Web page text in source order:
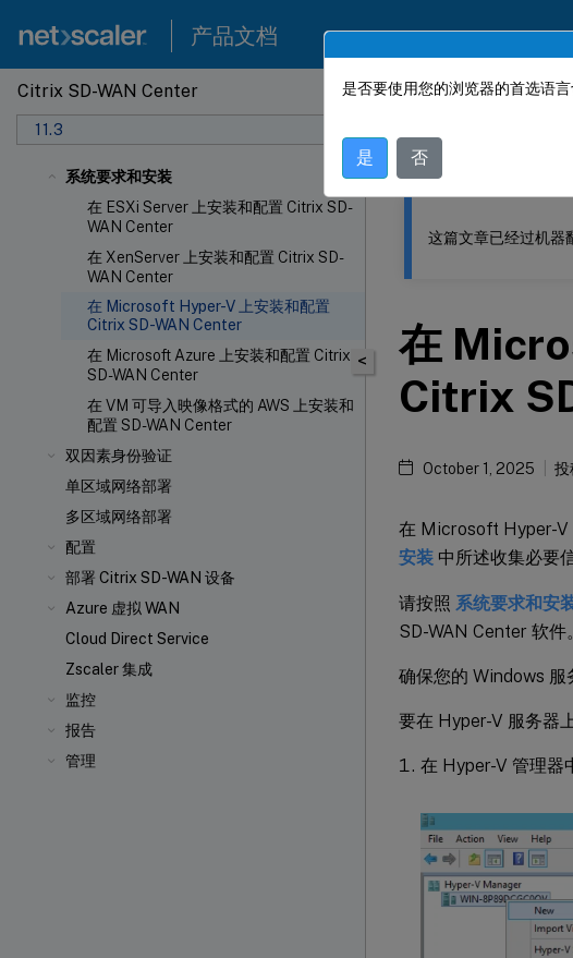
产品文档
Citrix SD-WAN Center
11.3
系统要求和安装
在 ESXi Server 上安装和配置 Citrix SD-
WAN Center
在 XenServer 上安装和配置 Citrix SD-
WAN Center
在 Microsoft Hyper-V 上安装和配置
Citrix SD-WAN Center
在 Microsoft Azure 上安装和配置 Citrix
SD-WAN Center
在 VM 可导入映像格式的 AWS 上安装和
配置 SD-WAN Center
双因素身份验证
单区域网络部署
多区域网络部署
配置
部署 Citrix SD-WAN 设备
Azure 虚拟 WAN
Cloud Direct Service
Zscaler 集成
监控
报告
管理
此内容已经过机器动态翻译。
<
这篇文章已经过机器
在
Citrix
October 1, 2025 投
在 Microsoft Hyper-V
安装 中所述收集必要
请按照 系统要求和安
SD-WAN Center 软件。
确保您的 Windows 服
要在 Hyper-V 服务器
在 Hyper-V 管理器
是否要使用您的浏览器的首选语
是 否